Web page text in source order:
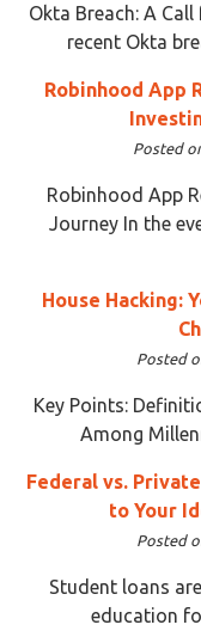
Okta Breach: A
recent Okta
Robinhood App
Posted
Robinhood App
Journey In the
House Hacking:
Posted
Key Points:
Among
Federal vs.
to Your
Posted
Student loans
education